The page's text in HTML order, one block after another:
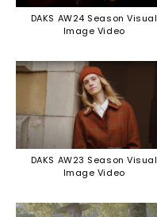
DAKS AW24 Season Visual
Image Video
DAKS AW23 Season Visual
Image Video